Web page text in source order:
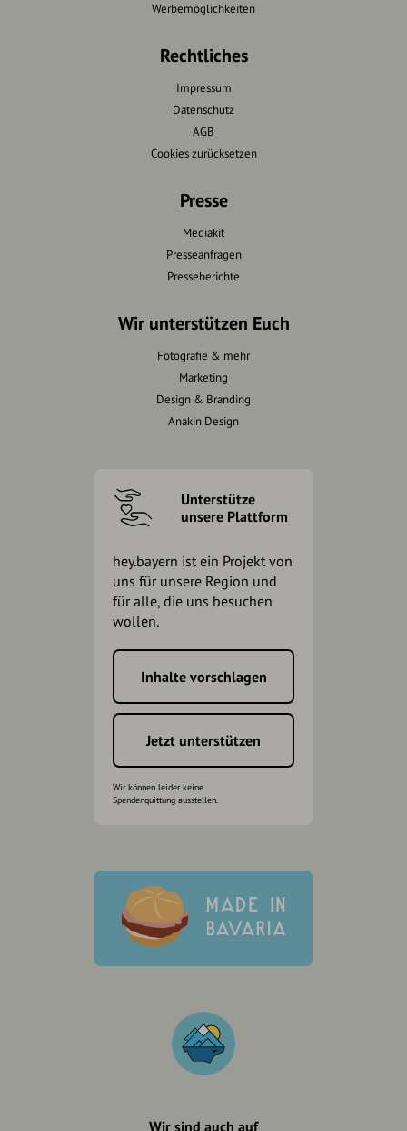
Werbemöglichkeiten
Rechtliches
Impressum
Datenschutz
AGB
Cookies zurücksetzen
Presse
Mediakit
Presseanfragen
Presseberichte
Wir unterstützen Euch
Fotografie & mehr
Marketing
Design & Branding
Anakin Design
Unterstütze
unsere Plattform
hey.bayern ist ein Projekt von
uns für unsere Region und
für alle, die uns besuchen
wollen.
Inhalte vorschlagen
Jetzt unterstützen
Wir können leider keine
Spendenquittung ausstellen.
Wir sind auch auf